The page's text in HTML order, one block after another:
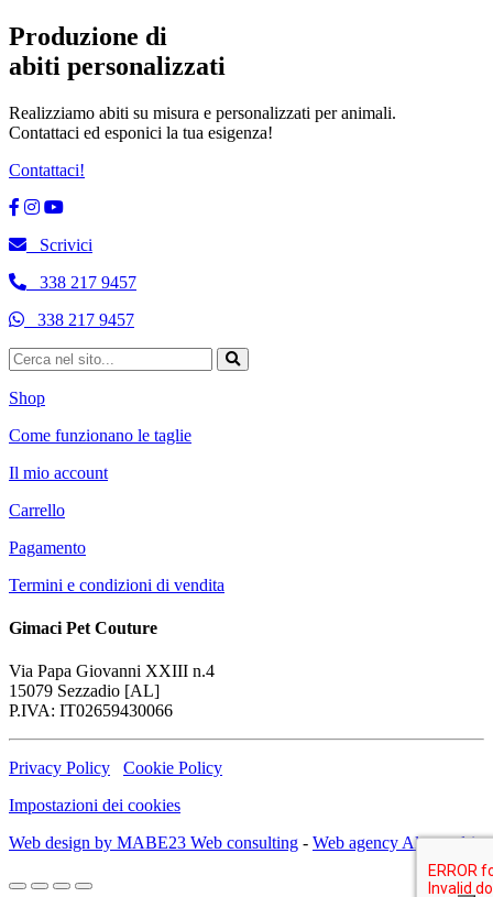
Produzione di
abiti personalizzati
Realizziamo abiti su misura e personalizzati per animali.
Contattaci ed esponici la tua esigenza!
Contattaci!
Scrivici
338 217 9457
338 217 9457
Shop
Come funzionano le taglie
Il mio account
Carrello
Pagamento
Termini e condizioni di vendita
Gimaci Pet Couture
Via Papa Giovanni XXIII n.4
15079 Sezzadio [AL]
P.IVA: IT02659430066
Privacy Policy
Cookie Policy
Impostazioni dei cookies
Web design by MABE23 Web consulting - Web agency Alessandria